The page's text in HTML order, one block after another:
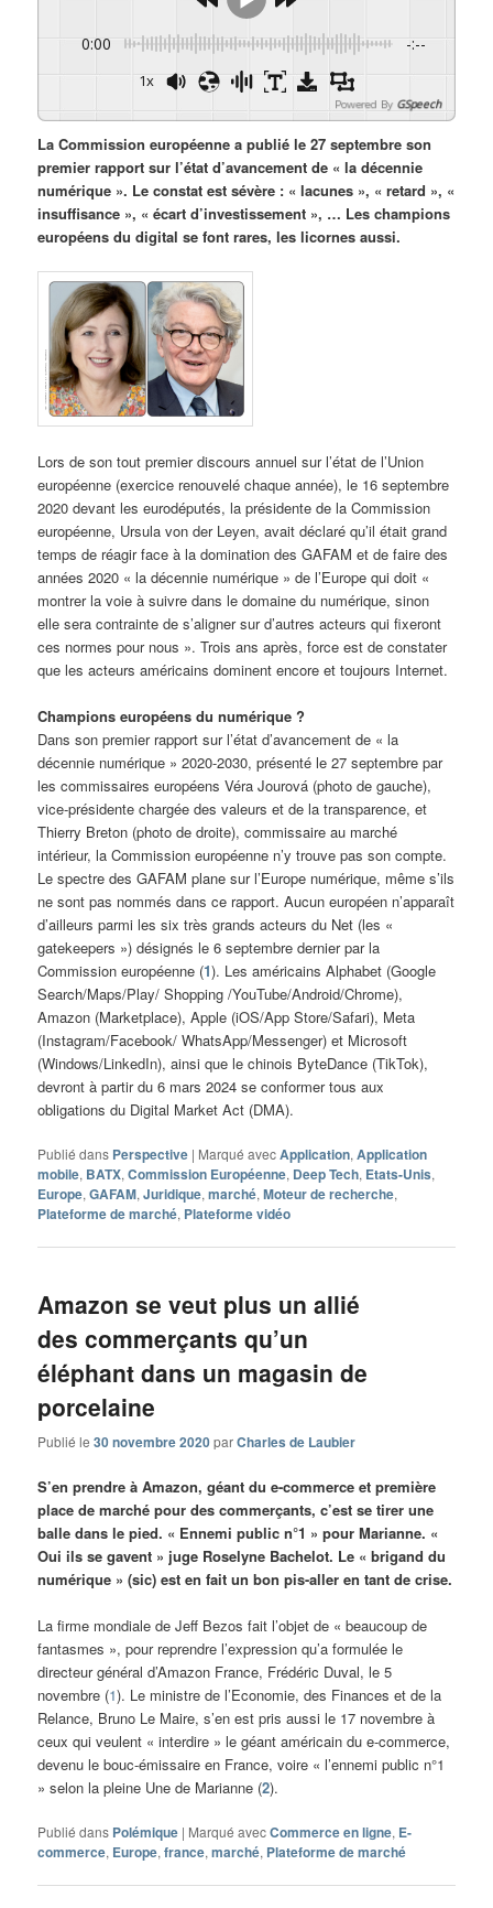
0:00 -:--
1x
Powered By GSpeech
La Commission européenne a publié le 27 septembre son
premier rapport sur l’état d’avancement de « la décennie
numérique ». Le constat est sévère : « lacunes », « retard », «
insuffisance », « écart d’investissement », … Les champions
européens du digital se font rares, les licornes aussi.
Lors de son tout premier discours annuel sur l’état de l’Union
européenne (exercice renouvelé chaque année), le 16 septembre
2020 devant les eurodéputés, la présidente de la Commission
européenne, Ursula von der Leyen, avait déclaré qu’il était grand
temps de réagir face à la domination des GAFAM et de faire des
années 2020 « la décennie numérique » de l’Europe qui doit «
montrer la voie à suivre dans le domaine du numérique, sinon
elle sera contrainte de s’aligner sur d’autres acteurs qui fixeront
ces normes pour nous ». Trois ans après, force est de constater
que les acteurs américains dominent encore et toujours Internet.
Champions européens du numérique ?
Dans son premier rapport sur l’état d’avancement de « la
décennie numérique » 2020-2030, présenté le 27 septembre par
les commissaires européens Véra Jourová (photo de gauche),
vice-présidente chargée des valeurs et de la transparence, et
Thierry Breton (photo de droite), commissaire au marché
intérieur, la Commission européenne n’y trouve pas son compte.
Le spectre des GAFAM plane sur l’Europe numérique, même s’ils
ne sont pas nommés dans ce rapport. Aucun européen n’apparaît
d’ailleurs parmi les six très grands acteurs du Net (les «
gatekeepers ») désignés le 6 septembre dernier par la
Commission européenne (1). Les américains Alphabet (Google
Search/Maps/Play/ Shopping /YouTube/Android/Chrome),
Amazon (Marketplace), Apple (iOS/App Store/Safari), Meta
(Instagram/Facebook/ WhatsApp/Messenger) et Microsoft
(Windows/LinkedIn), ainsi que le chinois ByteDance (TikTok),
devront à partir du 6 mars 2024 se conformer tous aux
obligations du Digital Market Act (DMA).
Publié dans Perspective | Marqué avecApplication,Application
mobile, BATX,Commission Européenne, Deep Tech, Etats-Unis,
Europe,GAFAM,Juridique,marché,Moteur de recherche,
Plateforme de marché, Plateforme vidéo
Amazon se veut plus un allié
des commerçants qu’un
éléphant dans un magasin de
porcelaine
Publié le30 novembre 2020parCharles de Laubier
S’en prendre à Amazon, géant du e-commerce et première
place de marché pour des commerçants, c’est se tirer une
balle dans le pied. « Ennemi public n°1 » pour Marianne. «
Oui ils se gavent » juge Roselyne Bachelot. Le « brigand du
numérique » (sic) est en fait un bon pis-aller en tant de crise.
La firme mondiale de Jeff Bezos fait l’objet de « beaucoup de
fantasmes », pour reprendre l’expression qu’a formulée le
directeur général d’Amazon France, Frédéric Duval, le 5
novembre (1). Le ministre de l’Economie, des Finances et de la
Relance, Bruno Le Maire, s’en est pris aussi le 17 novembre à
ceux qui veulent « interdire » le géant américain du e-commerce,
devenu le bouc-émissaire en France, voire « l’ennemi public n°1
» selon la pleine Une de Marianne (2).
Publié dans Polémique | Marqué avecCommerce en ligne, E-
commerce, Europe,france,marché, Plateforme de marché